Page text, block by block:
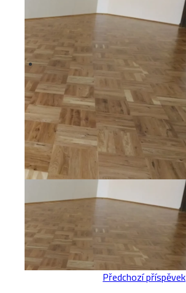
Předchozí příspěvek